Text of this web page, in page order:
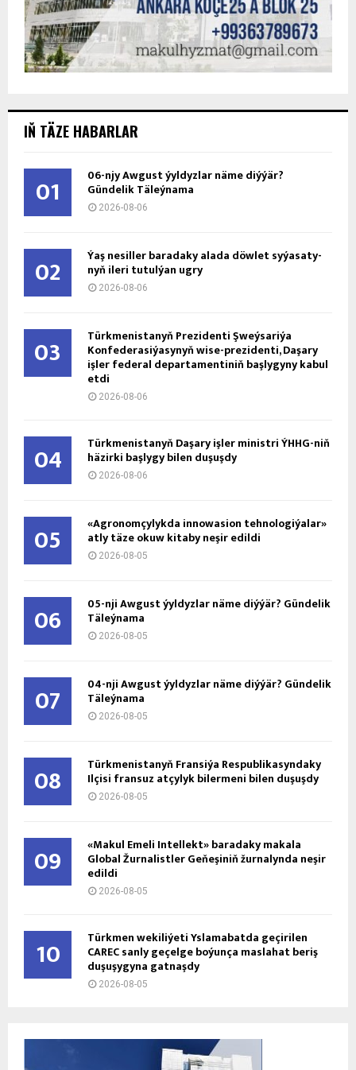
IŇ TÄZE HABARLAR
01 06-njy Awgust ýyldyzlar näme diýýär?
Gündelik Täleýnama
2026-08-06
02 Ýaş ne­sil­ler ba­ra­da­ky ala­da döw­let sy­ýa­sa­ty­
nyň ile­ri tu­tul­ýan ug­ry
2026-08-06
03 Türkmenistanyň Prezidenti Şweýsariýa
Konfederasiýasynyň wise-prezidenti, Daşary
işler federal departamentiniň başlygyny kabul
etdi
2026-08-06
04 Türkmenistanyň Daşary işler ministri ÝHHG-niň
häzirki başlygy bilen duşuşdy
2026-08-06
05 «Agronomçylykda innowasion tehnologiýalar»
atly täze okuw kitaby neşir edildi
2026-08-05
06 05-nji Awgust ýyldyzlar näme diýýär? Gündelik
Täleýnama
2026-08-05
07 04-nji Awgust ýyldyzlar näme diýýär? Gündelik
Täleýnama
2026-08-05
08 Türkmenistanyň Fransiýa Respublikasyndaky
Ilçisi fransuz atçylyk bilermeni bilen duşuşdy
2026-08-05
09 «Makul Emeli Intellekt» baradaky makala
Global Žurnalistler Geňeşiniň žurnalynda neşir
edildi
2026-08-05
10 Türkmen wekiliýeti Yslamabatda geçirilen
CAREC sanly geçelge boýunça maslahat beriş
duşuşygyna gatnaşdy
2026-08-05